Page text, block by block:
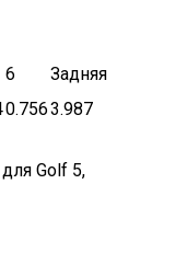
6
Задняя
0.7563.987
Golf 5,